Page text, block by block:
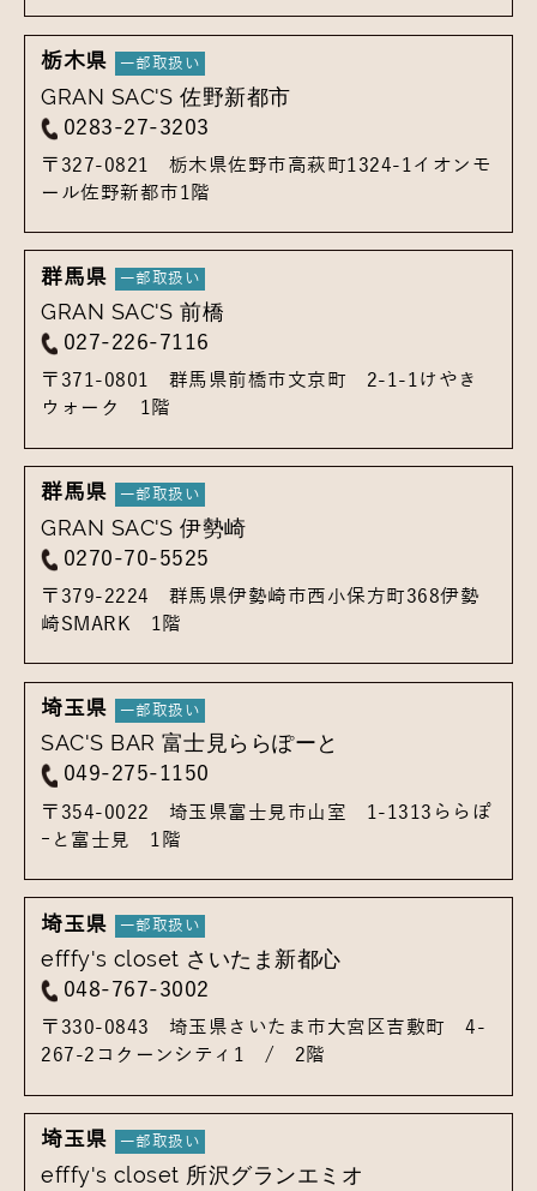
栃木県
GRAN SAC'S 佐野新都市
0283-27-3203
〒327-0821 栃木県佐野市高萩町1324-1 イオンモ
ール佐野新都市1階
群馬県
GRAN SAC'S 前橋
027-226-7116
〒371-0801 群馬県前橋市文京町 2-1-1 けやき
ウォーク 1階
群馬県
GRAN SAC'S 伊勢崎
0270-70-5525
〒379-2224 群馬県伊勢崎市西小保方町368伊勢
崎SMARK 1階
埼玉県
SAC'S BAR 富士見ららぽーと
049-275-1150
〒354-0022 埼玉県富士見市山室 1-1313 ららぽ
ｰと富士見 1階
埼玉県
efffy's closet さいたま新都心
048-767-3002
〒330-0843 埼玉県さいたま市大宮区吉敷町 4-
267-2 コクーンシティ1 / 2階
埼玉県
efffy's closet 所沢グランエミオ